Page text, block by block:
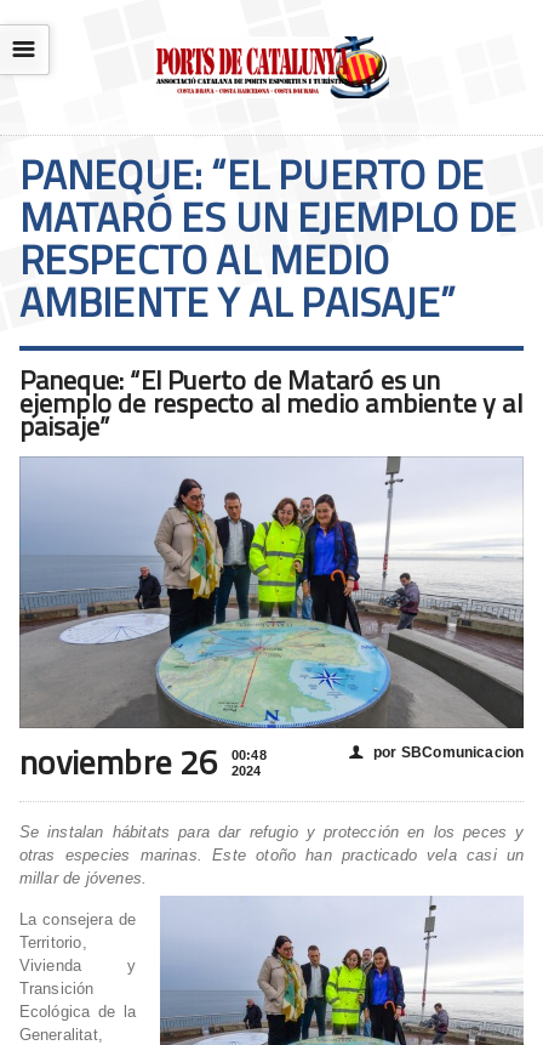
☰
PANEQUE: “EL PUERTO DE
MATARÓ ES UN EJEMPLO DE
RESPECTO AL MEDIO
AMBIENTE Y AL PAISAJE”
Paneque: “El Puerto de Mataró es un
ejemplo de respecto al medio ambiente y al
paisaje”
noviembre 26
00:48
2024
👤 por SBComunicacion
Se instalan hábitats para dar refugio y protección en los peces y
otras especies marinas. Este otoño han practicado vela casi un
millar de jóvenes.
La consejera de
Territorio,
Vivienda y
Transición
Ecológica de la
Generalitat,